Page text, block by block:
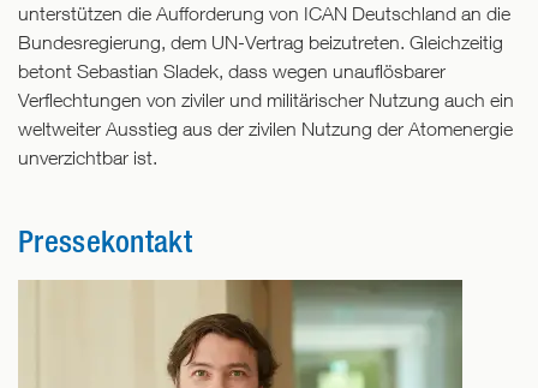
unterstützen die Aufforderung von ICAN Deutschland an die
Bundesregierung, dem UN-Vertrag beizutreten. Gleichzeitig
betont Sebastian Sladek, dass wegen unauflösbarer
Verflechtungen von ziviler und militärischer Nutzung auch ein
weltweiter Ausstieg aus der zivilen Nutzung der Atomenergie
unverzichtbar ist.
Pressekontakt